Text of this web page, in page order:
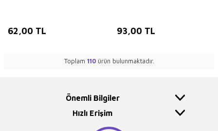
62,00 TL 93,00 TL
Toplam 110ürün bulunmaktadır.
Önemli Bilgiler
Hızlı Erişim